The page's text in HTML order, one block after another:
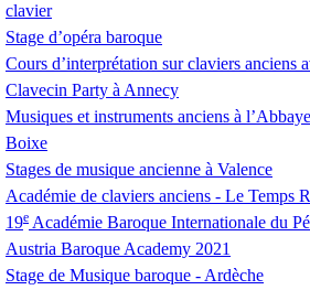
clavier
Stage d’opéra baroque
Cours d’interprétation sur claviers anciens
Clavecin Party à Annecy
Musiques et instruments anciens à
Boixe
Stages de musique ancienne à Valence
Académie de claviers anciens - Le Temps
19e Académie Baroque Internationale du
Austria Baroque Academy 2021
Stage de Musique baroque - Ardèche